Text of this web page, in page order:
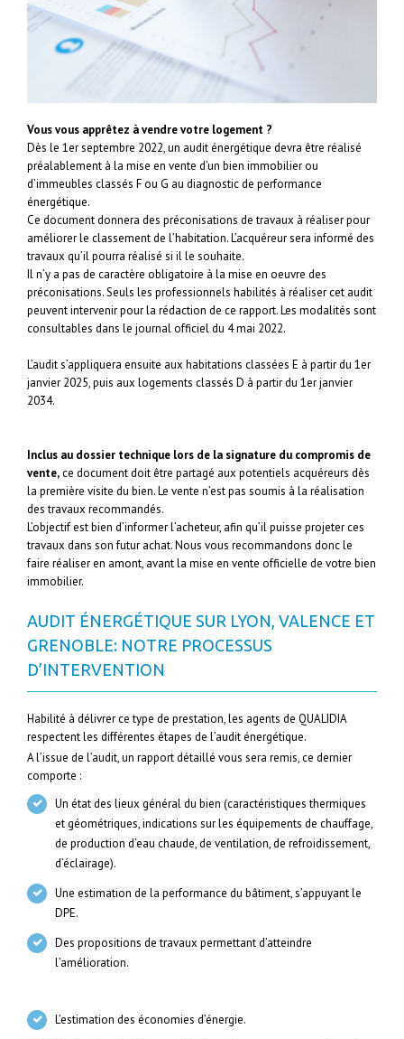
Vous vous apprêtez à vendre votre logement ?
Dès le 1er septembre 2022, un audit énergétique devra être réalisé
préalablement à la mise en vente d’un bien immobilier ou
d’immeubles classés F ou G au diagnostic de performance
énergétique.
Ce document donnera des préconisations de travaux à réaliser pour
améliorer le classement de l’habitation. L’acquéreur sera informé des
travaux qu’il pourra réalisé si il le souhaite.
Il n’y a pas de caractère obligatoire à la mise en oeuvre des
préconisations. Seuls les professionnels habilités à réaliser cet audit
peuvent intervenir pour la rédaction de ce rapport. Les modalités sont
consultables dans le journal officiel du 4 mai 2022.
L’audit s’appliquera ensuite aux habitations classées E à partir du 1er
janvier 2025, puis aux logements classés D à partir du 1er janvier
2034.
Inclus au dossier technique lors de la signature du compromis de
vente,ce document doit être partagé aux potentiels acquéreurs dès
la première visite du bien. Le vente n’est pas soumis à la réalisation
des travaux recommandés.
L’objectif est bien d’informer l’acheteur, afin qu’il puisse projeter ces
travaux dans son futur achat. Nous vous recommandons donc le
faire réaliser en amont, avant la mise en vente officielle de votre bien
immobilier.
AUDIT ÉNERGÉTIQUE SUR LYON, VALENCE ET
GRENOBLE: NOTRE PROCESSUS
D’INTERVENTION
Habilité à délivrer ce type de prestation, les agents de QUALIDIA
respectent les différentes étapes de l’audit énergétique.
A l’issue de l’audit, un rapport détaillé vous sera remis, ce dernier
comporte :
Un état des lieux général du bien (caractéristiques thermiques
et géométriques, indications sur les équipements de chauffage,
de production d’eau chaude, de ventilation, de refroidissement,
d’éclairage).
Une estimation de la performance du bâtiment, s’appuyant le
DPE.
Des propositions de travaux permettant d’atteindre
l’amélioration.
L’estimation des économies d’énergie.